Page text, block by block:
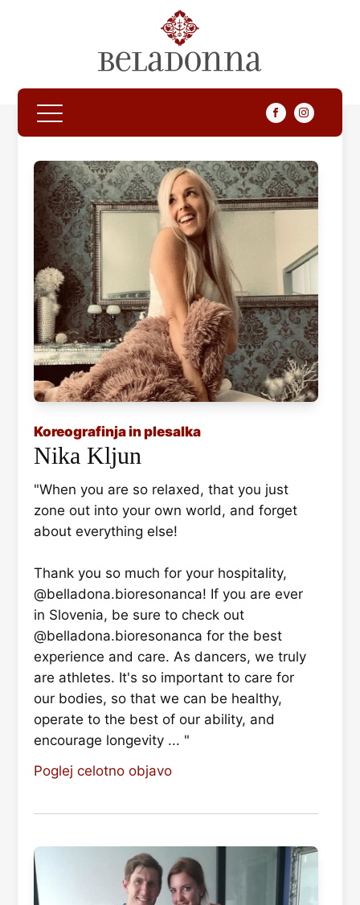
Koreografinja in plesalka
Nika Kljun
"When you are so relaxed, that you just
zone out into your own world, and forget
about everything else!
Thank you so much for your hospitality,
@belladona.bioresonanca! If you are ever
in Slovenia, be sure to check out
@belladona.bioresonanca for the best
experience and care. As dancers, we truly
are athletes. It's so important to care for
our bodies, so that we can be healthy,
operate to the best of our ability, and
encourage longevity ... "
Poglej celotno objavo